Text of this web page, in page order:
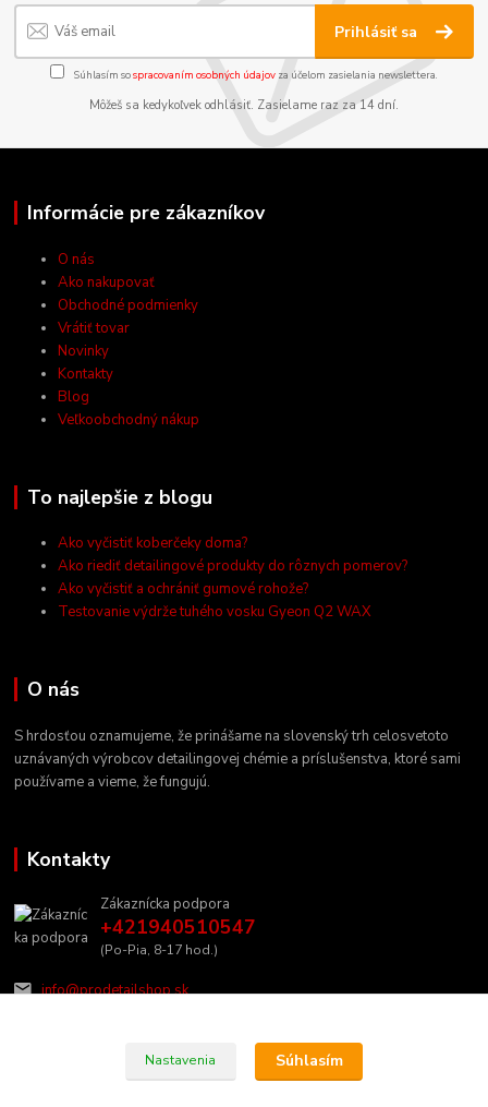
Prihlásiť sa
Súhlasím sospracovaním osobných údajov za účelom zasielania newslettera.
Môžeš sa kedykoľvek odhlásiť. Zasielame raz za 14 dní.
Informácie pre zákazníkov
O nás
Ako nakupovať
Obchodné podmienky
Vrátiť tovar
Novinky
Kontakty
Blog
Veľkoobchodný nákup
To najlepšie z blogu
Ako vyčistiť koberčeky doma?
Ako riediť detailingové produkty do rôznych pomerov?
Ako vyčistiť a ochrániť gumové rohože?
Testovanie výdrže tuhého vosku Gyeon Q2 WAX
O nás
S hrdosťou oznamujeme, že prinášame na slovenský trh celosvetoto
uznávaných výrobcov detailingovej chémie a príslušenstva, ktoré sami
používame a vieme, že fungujú.
Kontakty
Zákaznícka podpora
+421940510547
(Po-Pia, 8-17 hod.)
info@prodetailshop.sk
Nastavenia Súhlasím